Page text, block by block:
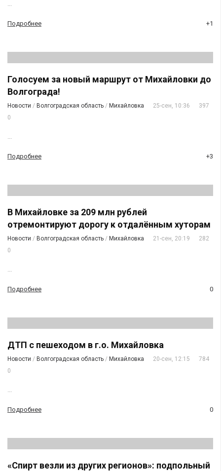
...
Подробнее +1
Голосуем за новый маршрут от Михайловки до
Волгограда!
Новости / Волгоградская область / Михайловка 25-сен, 10:36
397
0
...
Подробнее +3
В Михайловке за 209 млн рублей
отремонтируют дорогу к отдалённым хуторам
Новости / Волгоградская область / Михайловка 21-сен, 20:19
282
0
...
Подробнее 0
ДТП с пешеходом в г.о. Михайловка
Новости / Волгоградская область / Михайловка 20-сен, 12:15
784
0
...
Подробнее 0
«Спирт везли из других регионов»: подпольный